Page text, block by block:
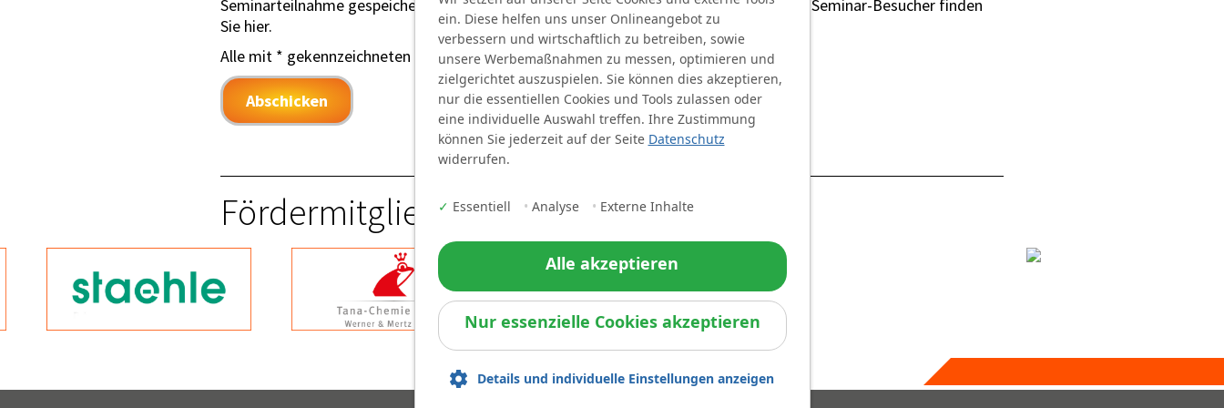
Seminarteilnahme gespeichert und verarbeitet. Weitere Hinweise zum Datenschutz für Seminar-Besucher finden
Sie hier.
Alle mit * gekennzeichneten Felder sind Pflichtfelder
Abschicken
Fördermitglieder
ein. Diese helfen uns unser Onlineangebot zu
verbessern und wirtschaftlich zu betreiben, sowie
unsere Werbemaßnahmen zu messen, optimieren und
zielgerichtet auszuspielen. Sie können dies akzeptieren,
nur die essentiellen Cookies und Tools zulassen oder
eine individuelle Auswahl treffen. Ihre Zustimmung
können Sie jederzeit auf der Seite Datenschutz
widerrufen.
✓ Essentiell • Analyse • Externe Inhalte
Alle akzeptieren
Nur essenzielle Cookies akzeptieren
Details und individuelle Einstellungen anzeigen